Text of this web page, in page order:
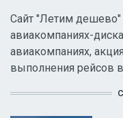
Сайт "Летим
авиакомпаниях-
авиакомпаниях,
выполнения рейсов